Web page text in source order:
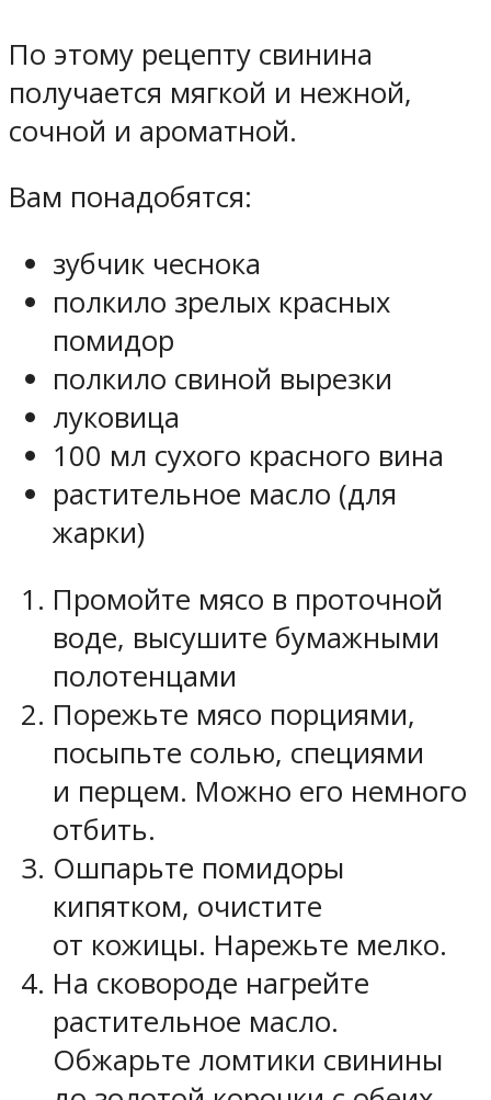
По этому рецепту свинина
получается мягкой и нежной,
сочной и ароматной.
Вам понадобятся:
зубчик чеснока
полкило зрелых красных
помидор
полкило свиной вырезки
луковица
100 мл сухого красного вина
растительное масло (для
жарки)
Промойте мясо в проточной
воде, высушите бумажными
полотенцами
Порежьте мясо порциями,
посыпьте солью, специями
и перцем. Можно его немного
отбить.
Ошпарьте помидоры
кипятком, очистите
от кожицы. Нарежьте мелко.
На сковороде нагрейте
растительное масло.
Обжарьте ломтики свинины